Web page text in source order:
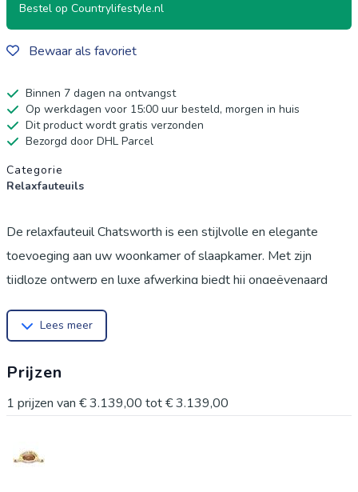
Bestel op Countrylifestyle.nl
Bewaar als favoriet
Binnen 7 dagen na ontvangst
Op werkdagen voor 15:00 uur besteld, morgen in huis
Dit product wordt gratis verzonden
Bezorgd door DHL Parcel
Productgegevens
Categorie
Relaxfauteuils
De relaxfauteuil Chatsworth is een stijlvolle en elegante
toevoeging aan uw woonkamer of slaapkamer. Met zijn
tijdloze ontwerp en luxe afwerking biedt hij ongeëvenaard
zorgen voor een optimale zitervaring. Geschikt voor diverse
leeshoek met de Chatsworth fauteuil en ervaar de perfecte
balans tussen functionaliteit en esthetiek. Ontdek hoe deze
voor elke inrichting.
Lees meer
Prijzen
1 prijzen van € 3.139,00 tot€ 3.139,00